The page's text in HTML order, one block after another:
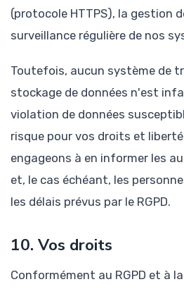
(protocole HTTPS), la gestion
surveillance régulière de nos
Toutefois, aucun système de
stockage de données n'est
violation de données
risque pour vos droits et
engageons à en informer les
et, le cas échéant, les
les délais prévus par le RGPD.
10. Vos droits
Conformément au RGPD et à